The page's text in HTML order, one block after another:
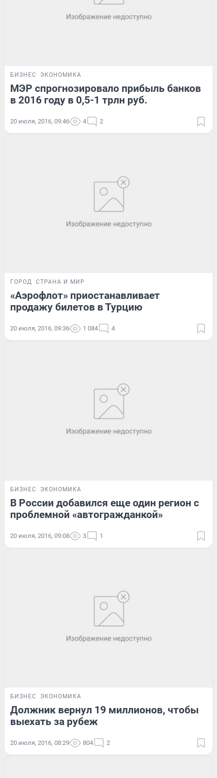
БИЗНЕС ЭКОНОМИКА
МЭР спрогнозировало прибыль банков
в 2016 году в 0,5-1 трлн руб.
20 июля, 2016, 09:46 4 2
ГОРОД СТРАНА И МИР
«Аэрофлот» приостанавливает
продажу билетов в Турцию
20 июля, 2016, 09:36 1 084 4
БИЗНЕС ЭКОНОМИКА
В России добавился еще один регион с
проблемной «автогражданкой»
20 июля, 2016, 09:08 3 1
БИЗНЕС ЭКОНОМИКА
Должник вернул 19 миллионов, чтобы
выехать за рубеж
20 июля, 2016, 08:29 804 2